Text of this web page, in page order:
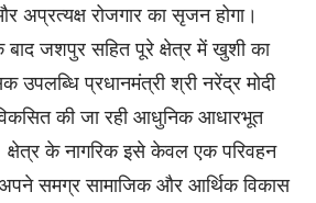
अप्रत्यक्ष रोजगार का सृजन होगा।
बाद जशपुर सहित पूरे क्षेत्र में खुशी का
उपलब्धि प्रधानमंत्री श्री नरेंद्र मोदी
की जा रही आधुनिक आधारभूत
क्षेत्र के नागरिक इसे केवल एक परिवहन
अपने समग्र सामाजिक और आर्थिक विकास